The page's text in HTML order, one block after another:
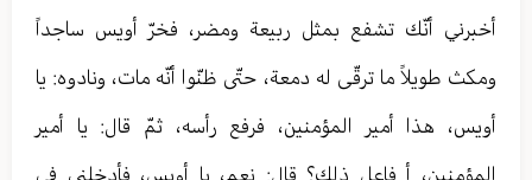
أخبرني أنّك تشفع بمثل ربيعة ومضر، فخرّ أويس ساجداً
ومكث طويلاً ما ترقّى له دمعة، حتّى ظنّوا أنّه مات، ونادوه: يا
أويس، هذا أمير المؤمنين، فرفع رأسه، ثمّ قال: يا أمير
المؤمنين، أ فاعل ذلك؟ قال: نعم، يا أويس، فأدخلني في